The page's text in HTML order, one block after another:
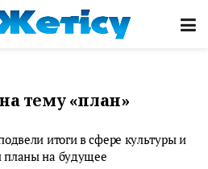
тему «план»
итоги в сфере культуры и
планы на будущее